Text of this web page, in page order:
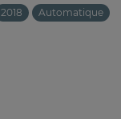
2018
Automatique